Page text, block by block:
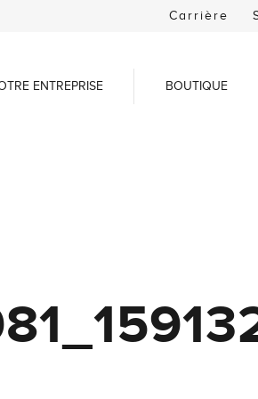
Carrière
ENTREPRISE BOUTIQUE